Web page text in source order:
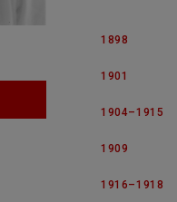
1898
1901
1904–1915
1909
1916–1918